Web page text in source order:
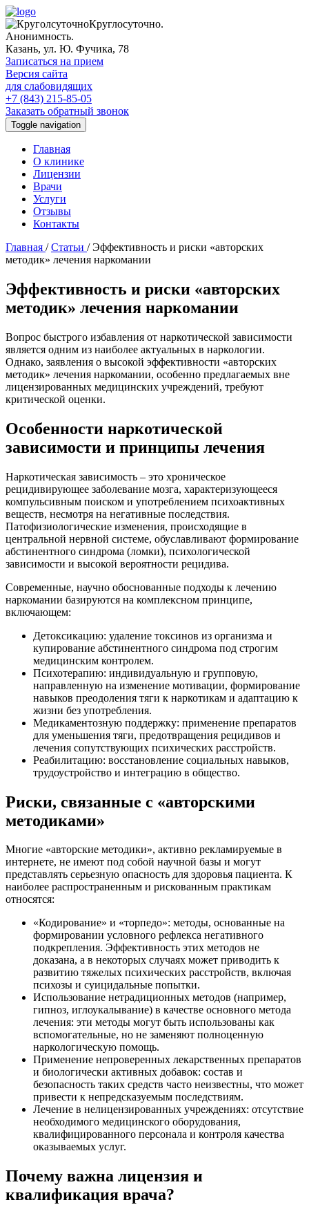
Круглосуточно.
Анонимность.
Казань, ул. Ю. Фучика, 78
Записаться на прием
Версия сайта
для слабовидящих
+7 (843) 215-85-05
Заказать обратный звонок
Toggle navigation
Главная
О клинике
Лицензии
Врачи
Услуги
Отзывы
Контакты
Главная /Статьи /Эффективность и риски «авторских
методик» лечения наркомании
Эффективность и риски «авторских
методик» лечения наркомании
Вопрос быстрого избавления от наркотической зависимости
является одним из наиболее актуальных в наркологии.
Однако, заявления о высокой эффективности «авторских
методик» лечения наркомании, особенно предлагаемых вне
лицензированных медицинских учреждений, требуют
критической оценки.
Особенности наркотической
зависимости и принципы лечения
Наркотическая зависимость – это хроническое
рецидивирующее заболевание мозга, характеризующееся
компульсивным поиском и употреблением психоактивных
веществ, несмотря на негативные последствия.
Патофизиологические изменения, происходящие в
центральной нервной системе, обуславливают формирование
абстинентного синдрома (ломки), психологической
зависимости и высокой вероятности рецидива.
Современные, научно обоснованные подходы к лечению
наркомании базируются на комплексном принципе,
включающем:
Детоксикацию: удаление токсинов из организма и
купирование абстинентного синдрома под строгим
медицинским контролем.
Психотерапию: индивидуальную и групповую,
направленную на изменение мотивации, формирование
навыков преодоления тяги к наркотикам и адаптацию к
жизни без употребления.
Медикаментозную поддержку: применение препаратов
для уменьшения тяги, предотвращения рецидивов и
лечения сопутствующих психических расстройств.
Реабилитацию: восстановление социальных навыков,
трудоустройство и интеграцию в общество.
Риски, связанные с «авторскими
методиками»
Многие «авторские методики», активно рекламируемые в
интернете, не имеют под собой научной базы и могут
представлять серьезную опасность для здоровья пациента. К
наиболее распространенным и рискованным практикам
относятся:
«Кодирование» и «торпедо»: методы, основанные на
формировании условного рефлекса негативного
подкрепления. Эффективность этих методов не
доказана, а в некоторых случаях может приводить к
развитию тяжелых психических расстройств, включая
психозы и суицидальные попытки.
Использование нетрадиционных методов (например,
гипноз, иглоукалывание) в качестве основного метода
лечения: эти методы могут быть использованы как
вспомогательные, но не заменяют полноценную
наркологическую помощь.
Применение непроверенных лекарственных препаратов
и биологически активных добавок: состав и
безопасность таких средств часто неизвестны, что может
привести к непредсказуемым последствиям.
Лечение в нелицензированных учреждениях: отсутствие
необходимого медицинского оборудования,
квалифицированного персонала и контроля качества
оказываемых услуг.
Почему важна лицензия и
квалификация врача?